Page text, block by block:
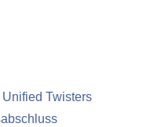
Twisters